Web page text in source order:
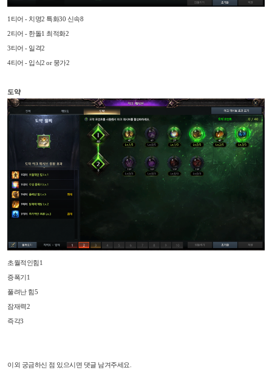
1티어 - 치명2 특화30 신속8
2티어 - 한돌1 최적화2
3티어 - 일격2
4티어 - 입식2 or 뭉가2
도약
초월적인힘1
증폭기1
풀려난 힘5
잠재력2
즉각3
이외 궁금하신 점 있으시면 댓글 남겨주세요.